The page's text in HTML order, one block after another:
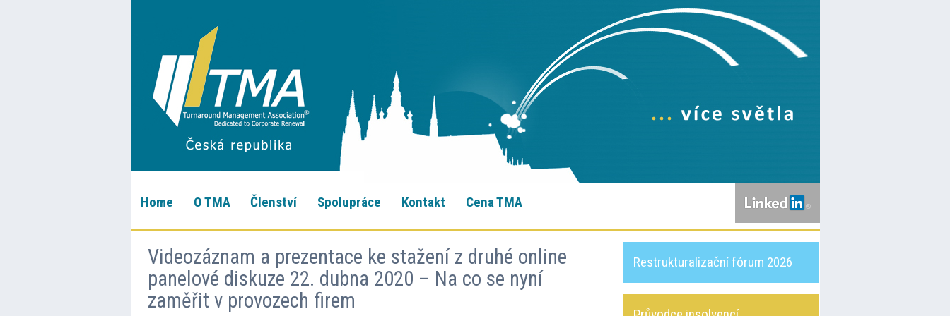
Home O TMA Členství Spolupráce Kontakt Cena TMA
Videozáznam a prezentace ke stažení z druhé online
panelové diskuze 22. dubna 2020 – Na co se nyní
zaměřit v provozech firem
Restrukturalizační fórum 2026